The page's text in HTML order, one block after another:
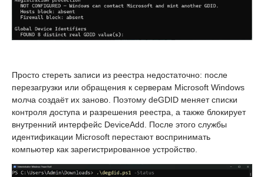
Просто стереть записи из реестра недостаточно: после
перезагрузки или обращения к серверам Microsoft Windows
молча создаёт их заново. Поэтому deGDID меняет списки
контроля доступа и разрешения реестра, а также блокирует
внутренний интерфейс DeviceAdd. После этого службы
идентификации Microsoft перестают воспринимать
компьютер как зарегистрированное устройство.